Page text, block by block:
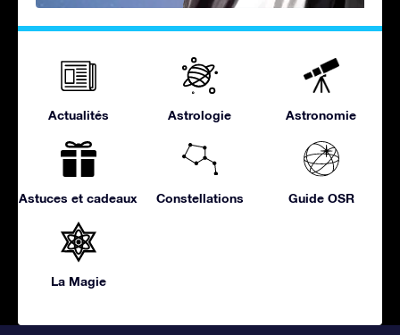
Actualités Astrologie Astronomie
Astuces et cadeaux Constellations Guide OSR
La Magie